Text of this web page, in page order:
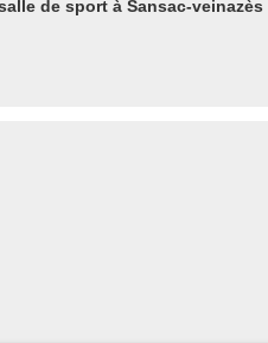
de sport à Sansac-veinazès